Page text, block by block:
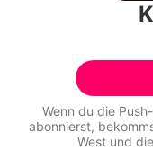
Alle
Wenn du die
abonnierst,
Westund